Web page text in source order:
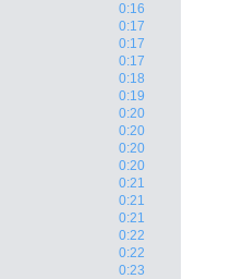
0:16
0:17
0:17
0:17
0:18
0:19
0:20
0:20
0:20
0:20
0:21
0:21
0:21
0:22
0:22
0:23